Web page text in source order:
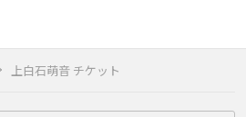
上白石萌音 チケット